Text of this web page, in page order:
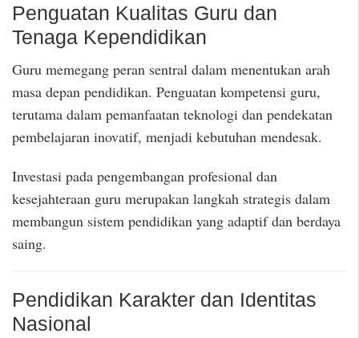
Penguatan Kualitas Guru dan
Tenaga Kependidikan
Guru memegang peran sentral dalam menentukan arah
masa depan pendidikan. Penguatan kompetensi guru,
terutama dalam pemanfaatan teknologi dan pendekatan
pembelajaran inovatif, menjadi kebutuhan mendesak.
Investasi pada pengembangan profesional dan
kesejahteraan guru merupakan langkah strategis dalam
membangun sistem pendidikan yang adaptif dan berdaya
saing.
Pendidikan Karakter dan Identitas
Nasional